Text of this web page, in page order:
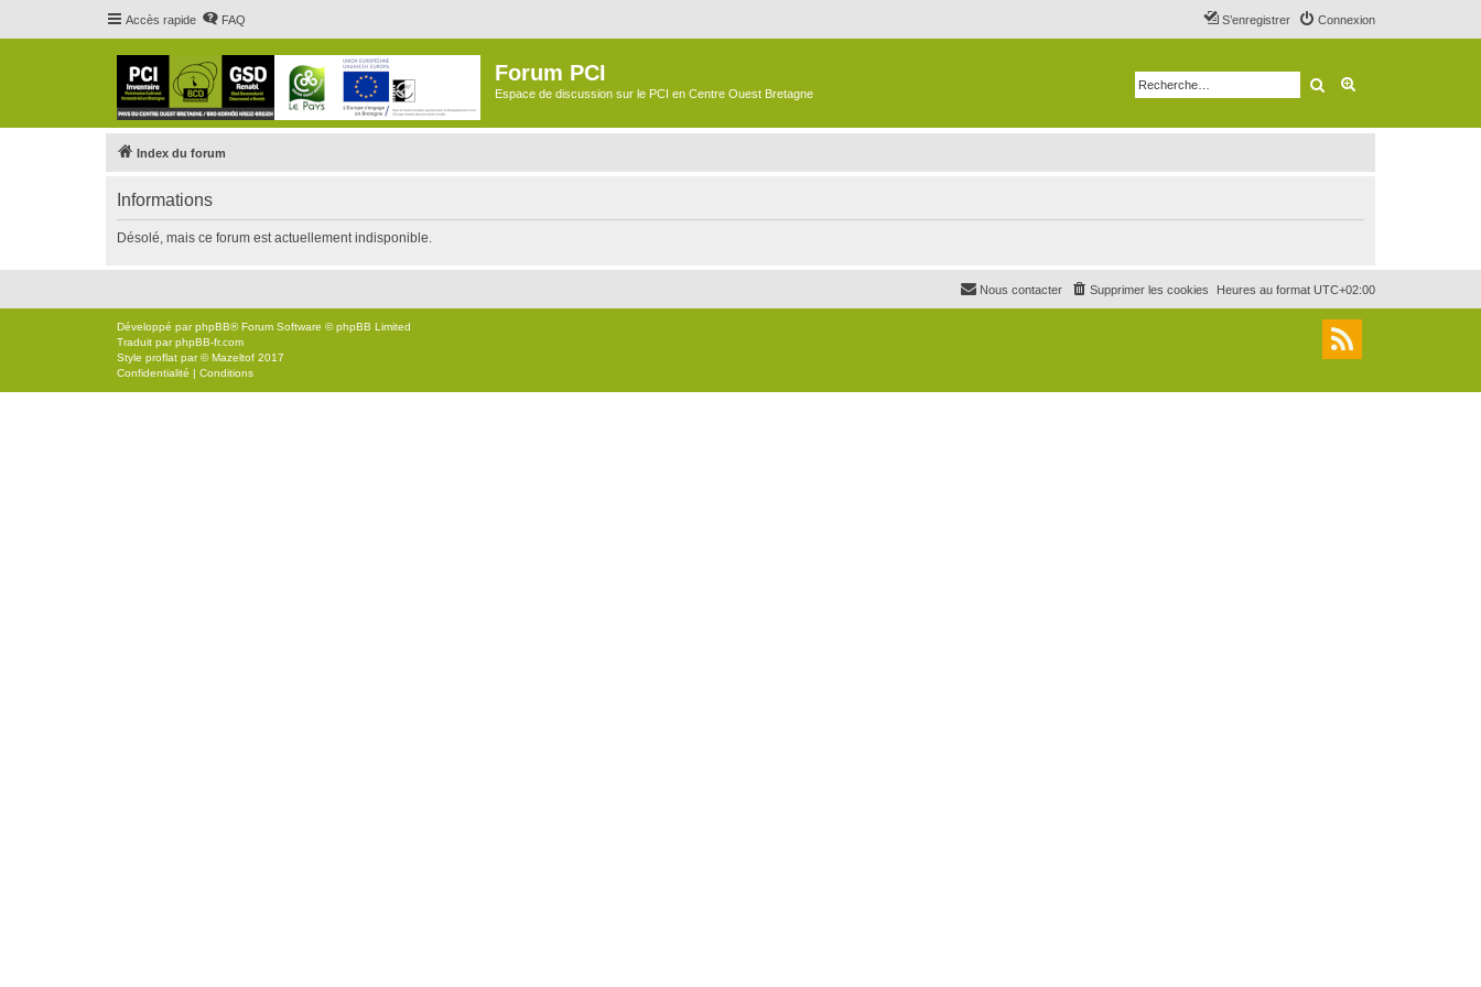
Accès rapide FAQ Connexion
S’enregistrer
Forum PCI
Espace de discussion sur le PCI en Centre Ouest Bretagne Rechercher
Index du forum
Informations
Désolé, mais ce forum est actuellement indisponible.
Heures au format UTC+02:00
Supprimer les cookies
Nous contacter
Développé parphpBB® Forum Software © phpBB Limited
Traduit parphpBB-fr.com
Style proflat par ©Mazeltof 2017
Confidentialité | Conditions